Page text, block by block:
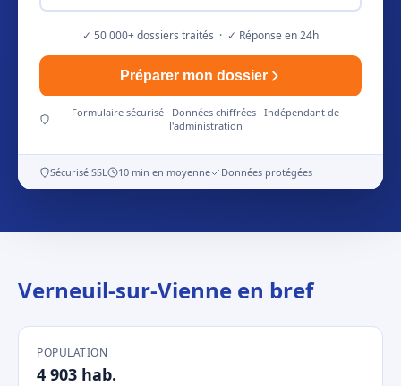
✓ 50 000+ dossiers traités · ✓ Réponse en 24h
Préparer mon dossier
Formulaire sécurisé · Données chiffrées · Indépendant de
l'administration
Sécurisé SSL 10 min en moyenne Données protégées
Verneuil-sur-Vienne en bref
POPULATION
4 903 hab.